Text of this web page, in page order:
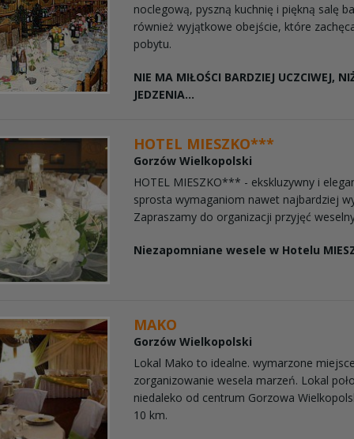
noclegową, pyszną kuchnię i piękną salę
również wyjątkowe obejście, które
pobytu.
NIE MA MIŁOŚCI BARDZIEJ UCZCIWEJ,
JEDZENIA...
HOTEL MIESZKO***
Gorzów Wielkopolski
HOTEL MIESZKO*** - ekskluzywny i
sprosta wymaganiom nawet najbardziej
Zapraszamy do organizacji przyjęć
Niezapomniane wesele w Hotelu
MAKO
Gorzów Wielkopolski
Lokal Mako to idealne. wymarzone
zorganizowanie wesela marzeń. Lokal
niedaleko od centrum Gorzowa
10 km.